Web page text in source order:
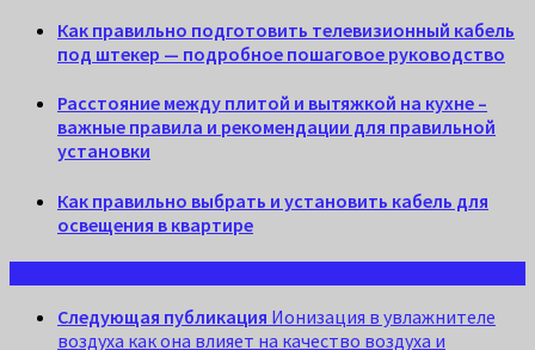
Как правильно подготовить телевизионный кабель
под штекер — подробное пошаговое руководство
Расстояние между плитой и вытяжкой на кухне –
важные правила и рекомендации для правильной
установки
Как правильно выбрать и установить кабель для
освещения в квартире
Следующая публикация Ионизация в увлажнителе
воздуха как она влияет на качество воздуха и